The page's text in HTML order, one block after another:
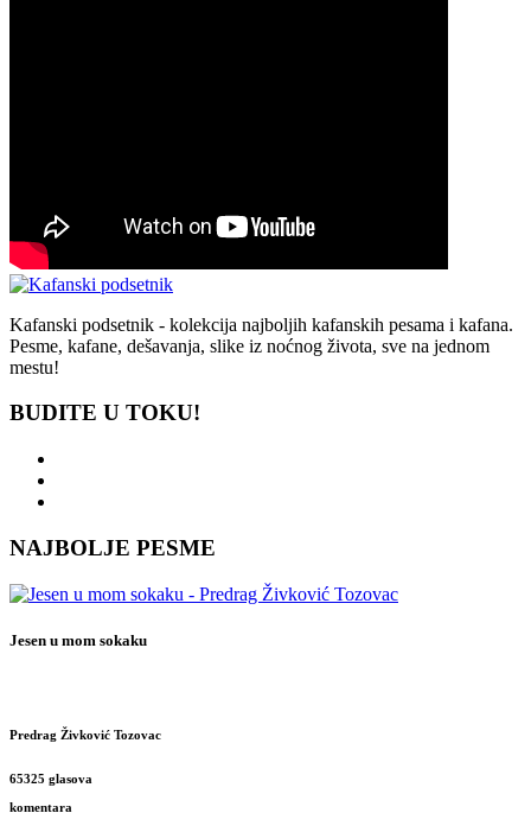
Kafanski podsetnik - kolekcija najboljih kafanskih pesama i kafana.
Pesme, kafane, dešavanja, slike iz noćnog života, sve na jednom
mestu!
BUDITE U TOKU!
NAJBOLJE PESME
Jesen u mom sokaku
Predrag Živković Tozovac
65325 glasova
komentara